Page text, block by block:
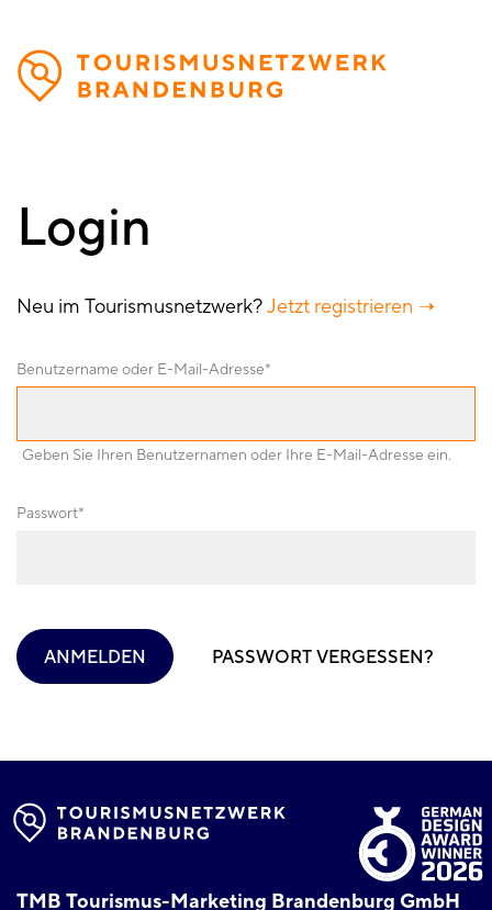
Direkt
zum
Inhalt
Login
Neu im Tourismusnetzwerk?Jetzt registrieren
Benutzername oder E-Mail-Adresse
Geben Sie Ihren Benutzernamen oder Ihre E-Mail-Adresse ein.
Passwort
ANMELDEN PASSWORT VERGESSEN?
TMB Tourismus-Marketing Brandenburg GmbH